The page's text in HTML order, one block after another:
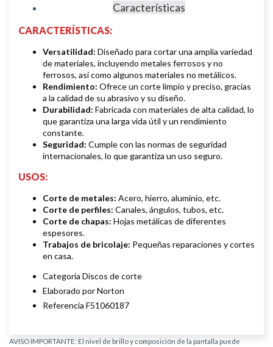
Características
CARACTERÍSTICAS:
Versatilidad: Diseñado para cortar una amplia variedad
de materiales, incluyendo metales ferrosos y no
ferrosos, así como algunos materiales no metálicos.
Rendimiento: Ofrece un corte limpio y preciso, gracias
a la calidad de su abrasivo y su diseño.
Durabilidad: Fabricada con materiales de alta calidad, lo
que garantiza una larga vida útil y un rendimiento
constante.
Seguridad: Cumple con las normas de seguridad
internacionales, lo que garantiza un uso seguro.
USOS:
Corte de metales: Acero, hierro, aluminio, etc.
Corte de perfiles: Canales, ángulos, tubos, etc.
Corte de chapas: Hojas metálicas de diferentes
espesores.
Trabajos de bricolaje: Pequeñas reparaciones y cortes
en casa.
Categoría Discos de corte
Elaborado por Norton
Referencia F51060187
AVISO IMPORTANTE: El nivel de brillo y composición de la pantalla puede